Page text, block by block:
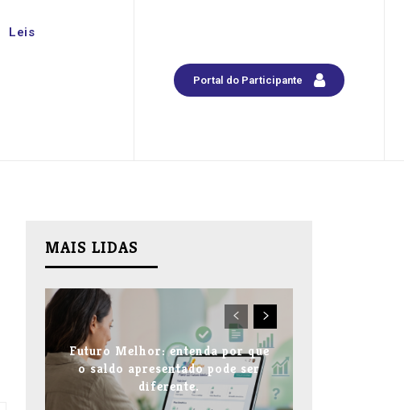
Leis
Portal do Participante
MAIS LIDAS
Futuro Melhor: entenda por que
o saldo apresentado pode ser
diferente.